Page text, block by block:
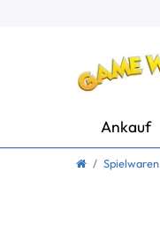
Ankauf
Spielwaren